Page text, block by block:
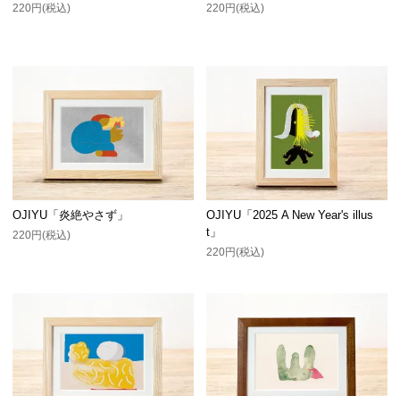
220円(税込) 220円(税込)
OJIYU「炎絶やさず」
220円(税込)
OJIYU「2025 A New Year's illus
t」
220円(税込)